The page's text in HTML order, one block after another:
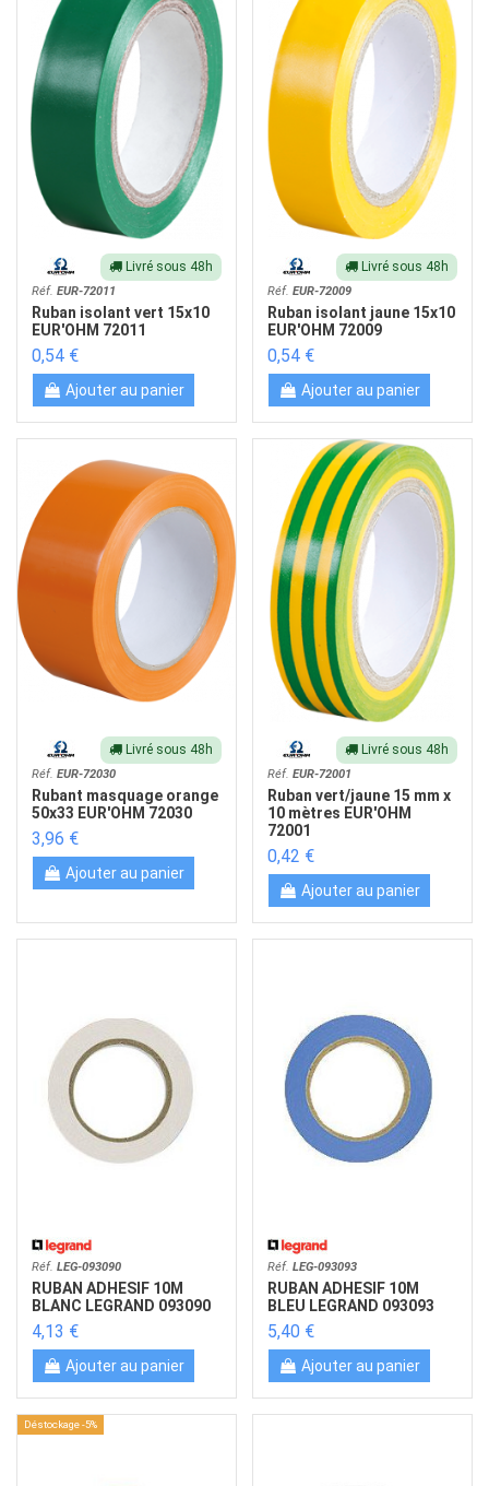
Livré sous 48h
Réf.EUR-72011
Ruban isolant vert 15x10
EUR'OHM 72011
0,54 €
Ajouter au panier
Livré sous 48h
Réf.EUR-72009
Ruban isolant jaune 15x10
EUR'OHM 72009
0,54 €
Ajouter au panier
Livré sous 48h
Réf.EUR-72030
Rubant masquage orange
50x33 EUR'OHM 72030
3,96 €
Ajouter au panier
Livré sous 48h
Réf.EUR-72001
Ruban vert/jaune 15 mm x
10 mètres EUR'OHM
72001
0,42 €
Ajouter au panier
Réf.LEG-093090
RUBAN ADHESIF 10M
BLANC LEGRAND 093090
4,13 €
Ajouter au panier
Réf.LEG-093093
RUBAN ADHESIF 10M
BLEU LEGRAND 093093
5,40 €
Ajouter au panier
Déstockage -5%